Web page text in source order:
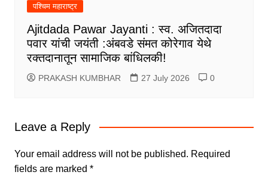
पश्चिम महाराष्ट्र
Ajitdada Pawar Jayanti : स्व. अजितदादा
पवार यांची जयंती :अंबवडे संमत कोरेगाव येथे
रक्तदानातून सामाजिक बांधिलकी!
PRAKASH KUMBHAR 27 July 2026 0
Leave a Reply
Your email address will not be published. Required
fields are marked *